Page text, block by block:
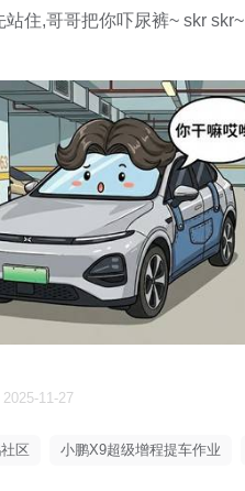
站住,哥哥把你吓尿裤~ skr skr~
11-27
区 小鹏X9超级增程提车作业